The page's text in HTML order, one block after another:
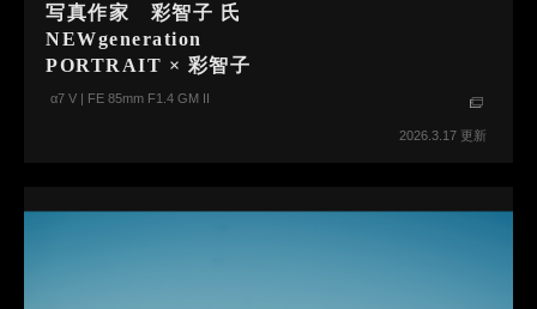
写真作家 彩智子 氏
NEWgeneration
PORTRAIT × 彩智子
α7 V | FE 85mm F1.4 GM II
2026.3.17 更新